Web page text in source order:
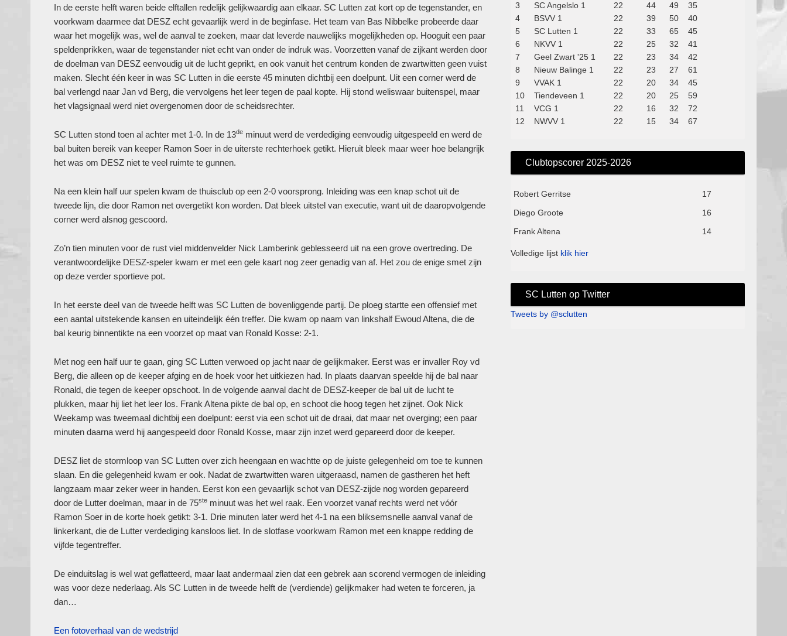
In de eerste helft waren beide elftallen redelijk gelijkwaardig aan elkaar. SC Lutten zat kort op de tegenstander, en
voorkwam daarmee dat DESZ echt gevaarlijk werd in de beginfase. Het team van Bas Nibbelke probeerde daar
waar het mogelijk was, wel de aanval te zoeken, maar dat leverde nauwelijks mogelijkheden op. Hooguit een paar
speldenprikken, waar de tegenstander niet echt van onder de indruk was. Voorzetten vanaf de zijkant werden door
de doelman van DESZ eenvoudig uit de lucht geprikt, en ook vanuit het centrum konden de zwartwitten geen vuist
maken. Slecht één keer in was SC Lutten in die eerste 45 minuten dichtbij een doelpunt. Uit een corner werd de
bal verlengd naar Jan vd Berg, die vervolgens het leer tegen de paal kopte. Hij stond weliswaar buitenspel, maar
het vlagsignaal werd niet overgenomen door de scheidsrechter.
SC Lutten stond toen al achter met 1-0. In de 13de minuut werd de verdediging eenvoudig uitgespeeld en werd de
bal buiten bereik van keeper Ramon Soer in de uiterste rechterhoek getikt. Hieruit bleek maar weer hoe belangrijk
het was om DESZ niet te veel ruimte te gunnen.
Na een klein half uur spelen kwam de thuisclub op een 2-0 voorsprong. Inleiding was een knap schot uit de
tweede lijn, die door Ramon net overgetikt kon worden. Dat bleek uitstel van executie, want uit de daaropvolgende
corner werd alsnog gescoord.
Zo’n tien minuten voor de rust viel middenvelder Nick Lamberink geblesseerd uit na een grove overtreding. De
verantwoordelijke DESZ-speler kwam er met een gele kaart nog zeer genadig van af. Het zou de enige smet zijn
op deze verder sportieve pot.
In het eerste deel van de tweede helft was SC Lutten de bovenliggende partij. De ploeg startte een offensief met
een aantal uitstekende kansen en uiteindelijk één treffer. Die kwam op naam van linkshalf Ewoud Altena, die de
bal keurig binnentikte na een voorzet op maat van Ronald Kosse: 2-1.
Met nog een half uur te gaan, ging SC Lutten verwoed op jacht naar de gelijkmaker. Eerst was er invaller Roy vd
Berg, die alleen op de keeper afging en de hoek voor het uitkiezen had. In plaats daarvan speelde hij de bal naar
Ronald, die tegen de keeper opschoot. In de volgende aanval dacht de DESZ-keeper de bal uit de lucht te
plukken, maar hij liet het leer los. Frank Altena pikte de bal op, en schoot die hoog tegen het zijnet. Ook Nick
Weekamp was tweemaal dichtbij een doelpunt: eerst via een schot uit de draai, dat maar net overging; een paar
minuten daarna werd hij aangespeeld door Ronald Kosse, maar zijn inzet werd gepareerd door de keeper.
DESZ liet de stormloop van SC Lutten over zich heengaan en wachtte op de juiste gelegenheid om toe te kunnen
slaan. En die gelegenheid kwam er ook. Nadat de zwartwitten waren uitgeraasd, namen de gastheren het heft
langzaam maar zeker weer in handen. Eerst kon een gevaarlijk schot van DESZ-zijde nog worden gepareerd
door de Lutter doelman, maar in de 75ste minuut was het wel raak. Een voorzet vanaf rechts werd net vóór
Ramon Soer in de korte hoek getikt: 3-1. Drie minuten later werd het 4-1 na een bliksemsnelle aanval vanaf de
linkerkant, die de Lutter verdediging kansloos liet. In de slotfase voorkwam Ramon met een knappe redding de
vijfde tegentreffer.
De einduitslag is wel wat geflatteerd, maar laat andermaal zien dat een gebrek aan scorend vermogen de inleiding
was voor deze nederlaag. Als SC Lutten in de tweede helft de (verdiende) gelijkmaker had weten te forceren, ja
dan…
Een fotoverhaal van de wedstrijd
3
SC Angelslo 1 22 44 49
35
4
BSVV 1 22 39 50
40
5
SC Lutten 1 22 33 65
45
6
NKVV 1 22 25 32
41
7
Geel Zwart '25 1 22 23 34
42
8
Nieuw Balinge 1 22 23 27
61
9
VVAK 1 22 20 34
45
10
Tiendeveen 1 22 20 25
59
11
VCG 1 22 16 32
72
12
NWVV 1 22 15 34 67
Clubtopscorer 2025-2026
Robert Gerritse
17
Diego Groote
16
Frank Altena
14
Volledige lijst klik hier
SC Lutten op Twitter
Tweets by @sclutten